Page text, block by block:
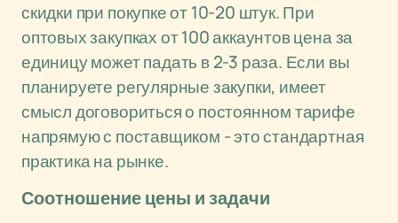
скидки при покупке от 10-20 штук. При
оптовых закупках от 100 аккаунтов цена за
единицу может падать в 2-3 раза. Если вы
планируете регулярные закупки, имеет
смысл договориться о постоянном тарифе
напрямую с поставщиком - это стандартная
практика на рынке.
Соотношение цены и задачи